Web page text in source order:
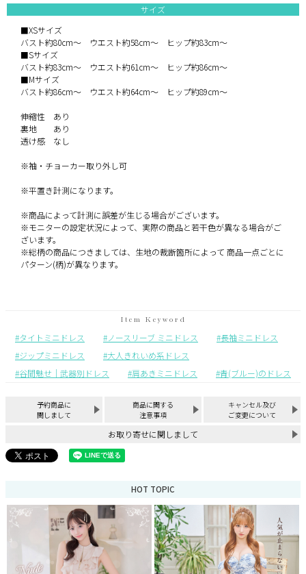
サイズ
■XSサイズ
バスト約80cm～ ウエスト約58cm～ ヒップ約83cm～
■Sサイズ
バスト約83cm～ ウエスト約61cm～ ヒップ約86cm～
■Mサイズ
バスト約86cm～ ウエスト約64cm～ ヒップ約89cm～
伸縮性 あり
裏地 あり
透け感 なし
※袖・チョーカー取り外し可
※平置き計測になります。
※商品によって計測に誤差が生じる場合がございます。
※モニターの設定状況によって、実際の商品と若干色が異なる場合がご
ざいます。
※総柄の商品につきましては、生地の裁断箇所によって 商品一点ごとに
パターン(柄)が異なります。
タイトミニドレス ノースリーブ ミニドレス
長袖ミニドレス
ジップミニドレス
大人きれいめ系ドレス
谷間魅せ｜武器別ドレス
肩あきミニドレス 青(ブルー)のドレス
予約商品に
関しまして
商品に関する
注意事項
キャンセル及び
ご変更について
お取り寄せに関しまして
HOT TOPIC